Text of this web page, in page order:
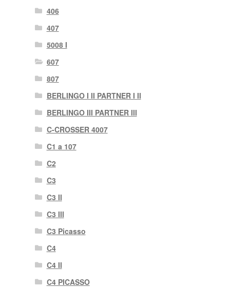
406
407
5008 I
607
807
BERLINGO I II PARTNER I II
BERLINGO III PARTNER III
C-CROSSER 4007
C1 a 107
C2
C3
C3 II
C3 III
C3 Picasso
C4
C4 II
C4 PICASSO